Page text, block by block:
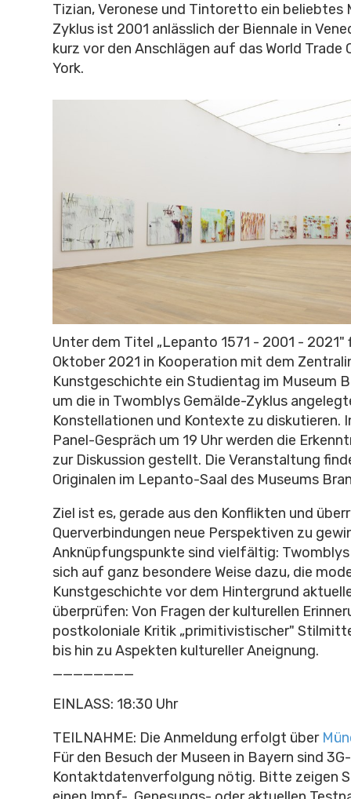
Tizian, Veronese und Tintoretto ein beliebtes
Zyklus ist 2001 anlässlich der Biennale in
kurz vor den Anschlägen auf das World Trade
York.
Unter dem Titel „Lepanto 1571 - 2001 - 2021"
Oktober 2021 in Kooperation mit dem
Kunstgeschichte ein Studientag im Museum
um die in Twomblys Gemälde-Zyklus
Konstellationen und Kontexte zu diskutieren.
Panel-Gespräch um 19 Uhr werden die
zur Diskussion gestellt. Die Veranstaltung
Originalen im Lepanto-Saal des Museums
Ziel ist es, gerade aus den Konflikten und
Querverbindungen neue Perspektiven zu
Anknüpfungspunkte sind vielfältig:
sich auf ganz besondere Weise dazu, die
Kunstgeschichte vor dem Hintergrund
überprüfen: Von Fragen der kulturellen
postkoloniale Kritik „primitivistischer"
bis hin zu Aspekten kultureller Aneignung.
________
EINLASS: 18:30 Uhr
TEILNAHME: Die Anmeldung erfolgt über
Für den Besuch der Museen in Bayern sind
Kontaktdatenverfolgung nötig. Bitte zeigen